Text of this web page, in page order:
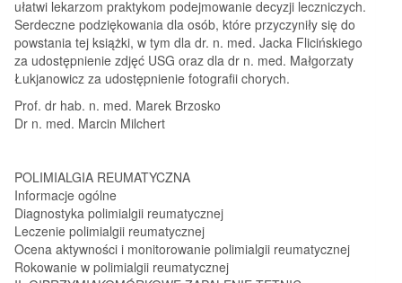
ułatwi lekarzom praktykom podejmowanie decyzji leczniczych.
Serdeczne podziękowania dla osób, które przyczyniły się do
powstania tej książki, w tym dla dr. n. med. Jacka Flicińskiego
za udostępnienie zdjęć USG oraz dla dr n. med. Małgorzaty
Łukjanowicz za udostępnienie fotografii chorych.
Prof. dr hab. n. med. Marek Brzosko
Dr n. med. Marcin Milchert
POLIMIALGIA REUMATYCZNA
Informacje ogólne
Diagnostyka polimialgii reumatycznej
Leczenie polimialgii reumatycznej
Ocena aktywności i monitorowanie polimialgii reumatycznej
Rokowanie w polimialgii reumatycznej